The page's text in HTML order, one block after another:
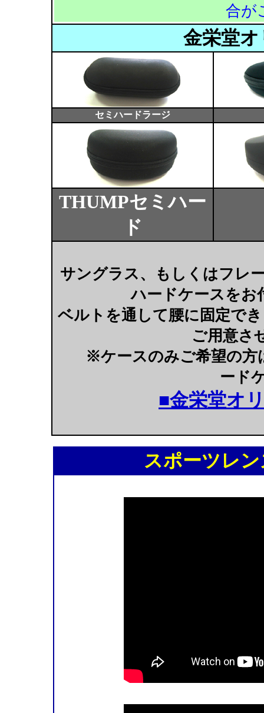
合が
金栄堂
セミハードラージ
THUMPセミハー
ド
サングラス、もしくはフレ
ハードケースをお
ベルトを通して腰に固定で
ご用意さ
※ケースのみご希望の方は
ード
■金栄堂オ
スポーツレ